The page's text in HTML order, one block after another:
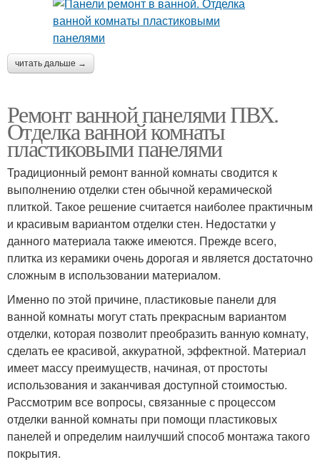
читать дальше →
Ремонт ванной панелями ПВХ.
Отделка ванной комнаты
пластиковыми панелями
Традиционный ремонт ванной комнаты сводится к
выполнению отделки стен обычной керамической
плиткой. Такое решение считается наиболее практичным
и красивым вариантом отделки стен. Недостатки у
данного материала также имеются. Прежде всего,
плитка из керамики очень дорогая и является достаточно
сложным в использовании материалом.
Именно по этой причине, пластиковые панели для
ванной комнаты могут стать прекрасным вариантом
отделки, которая позволит преобразить ванную комнату,
сделать ее красивой, аккуратной, эффектной. Материал
имеет массу преимуществ, начиная, от простоты
использования и заканчивая доступной стоимостью.
Рассмотрим все вопросы, связанные с процессом
отделки ванной комнаты при помощи пластиковых
панелей и определим наилучший способ монтажа такого
покрытия.